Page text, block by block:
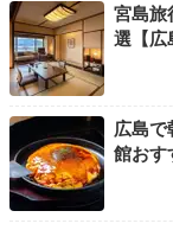
ブックカフェ
宮島に関する本
インターネット
宮島旅
選【広
広島
館おす